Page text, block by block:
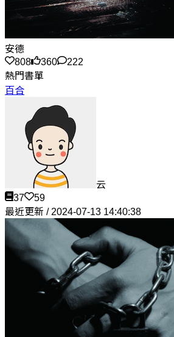
安德
808
360
222
熱門書單
百合
云
37
59
最近更新 / 2024-07-13 14:40:38